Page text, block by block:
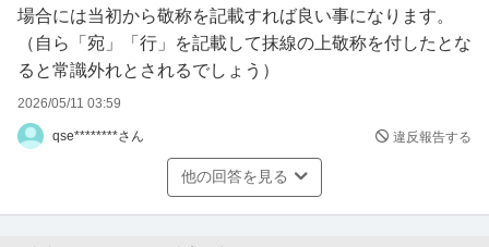
場合には当初から敬称を記載すれば良い事になります。
（自ら「宛」「行」を記載して抹線の上敬称を付したとな
ると常識外れとされるでしょう）
2026/05/11 03:59
qse********さん 違反報告する
他の回答を見る